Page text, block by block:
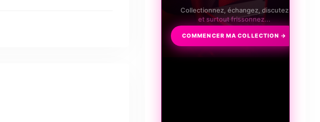
Tentation, Frisson, Passion.
Et vous, jusqu'où irez-vous ?
COMMENCER MA COLLECTION →